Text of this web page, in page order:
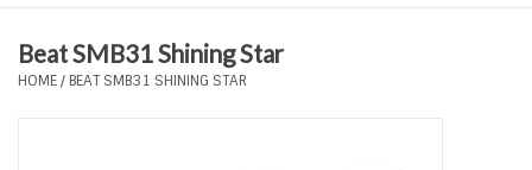
Plus Size Sieraden
Beat SMB31 Shining Star
HOME/ BEAT SMB31 SHINING STAR